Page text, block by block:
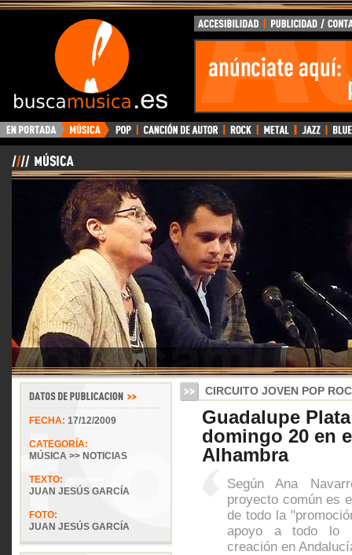
BuscaMusica.es
FECHA: 17/12/2009
CATEGORÍA:
MÚSICA >> NOTICIAS
TEXTO:
JUAN JESÚS GARCÍA
FOTO:
JUAN JESÚS GARCÍA
CIRCUITO JOVEN POP
Guadalupe
domingo 20 en
Alhambra
Según Ana
proyecto común es
de todo la
apoyo a todo lo
creación en